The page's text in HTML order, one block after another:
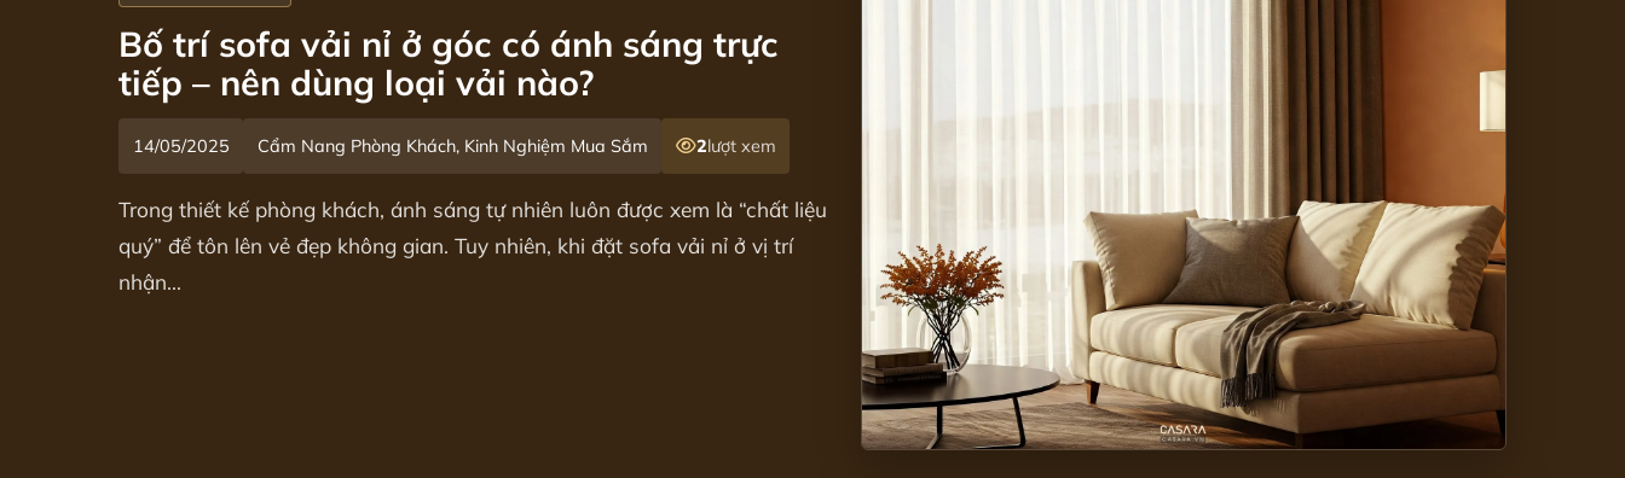
Bố trí sofa vải nỉ ở góc có ánh sáng trực
tiếp – nên dùng loại vải nào?
14/05/2025 Cẩm Nang Phòng Khách, Kinh Nghiệm Mua Sắm 2lượt xem
Trong thiết kế phòng khách, ánh sáng tự nhiên luôn được xem là “chất liệu
quý” để tôn lên vẻ đẹp không gian. Tuy nhiên, khi đặt sofa vải nỉ ở vị trí
nhận...